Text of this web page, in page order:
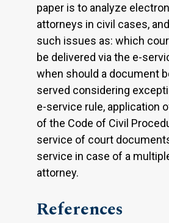
paper is to analyze
attorneys in civil cases,
such issues as: which
be delivered via the e-
when should a document
served considering
e-service rule, application
of the Code of Civil
service of court
service in case of a
attorney.
References